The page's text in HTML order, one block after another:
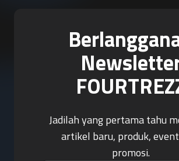
Jadilah yang pertama tahu
artikel baru, produk,
promosi.